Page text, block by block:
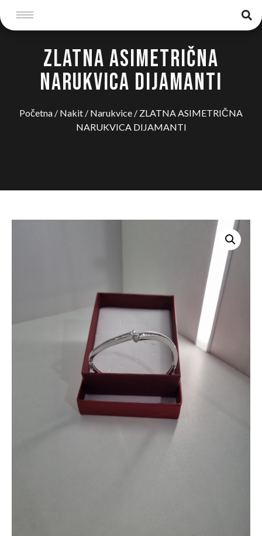
ZLATNA ASIMETRIČNA
NARUKVICA DIJAMANTI
Početna / Nakit / Narukvice / ZLATNA ASIMETRIČNA
NARUKVICA DIJAMANTI